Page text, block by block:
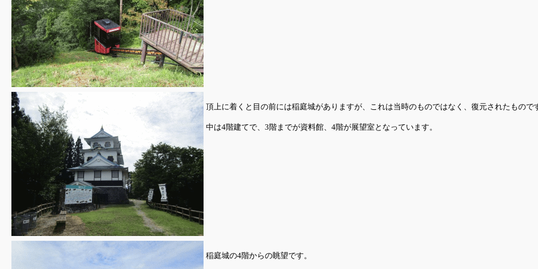
頂上に着くと目の前には稲庭城がありますが、これは当時のものではなく、復元されたもので
中は4階建てで、3階までが資料館、4階が展望室となっています。
稲庭城の4階からの眺望です。